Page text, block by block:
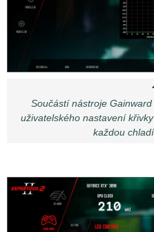
Součástí nástroje
uživatelského nastavení
každou